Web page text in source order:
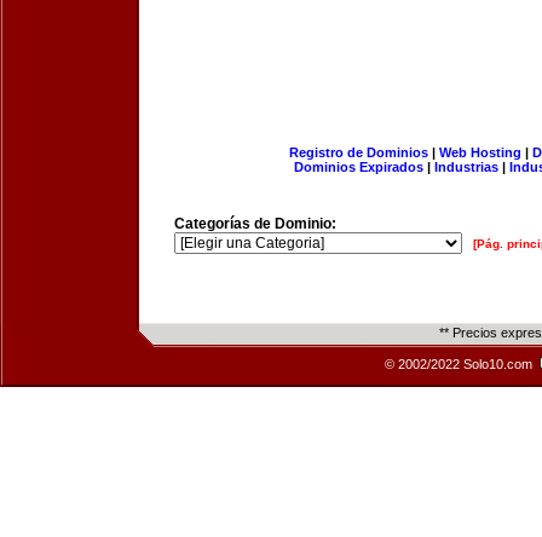
Registro de Dominios| Web Hosting |
Dominios Expirados | Industrias |
Categorías de Dominio:
[Pág.
** Precios
© 2002/2022 Solo10.com